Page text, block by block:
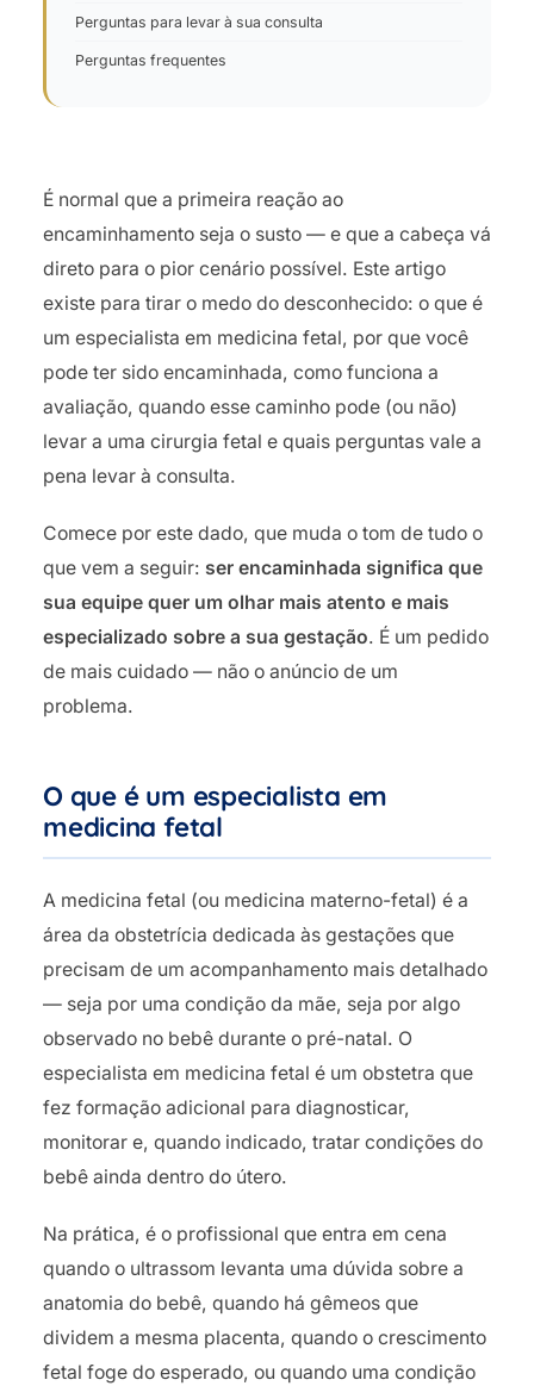
É normal que a primeira reação ao
encaminhamento seja o susto — e que a cabeça vá
direto para o pior cenário possível. Este artigo
existe para tirar o medo do desconhecido: o que é
um especialista em medicina fetal, por que você
pode ter sido encaminhada, como funciona a
avaliação, quando esse caminho pode (ou não)
levar a uma cirurgia fetal e quais perguntas vale a
pena levar à consulta.
Comece por este dado, que muda o tom de tudo o
que vem a seguir: ser encaminhada significa que
sua equipe quer um olhar mais atento e mais
especializado sobre a sua gestação. É um pedido
de mais cuidado — não o anúncio de um
problema.
O que é um especialista em
medicina fetal
A medicina fetal (ou medicina materno-fetal) é a
área da obstetrícia dedicada às gestações que
precisam de um acompanhamento mais detalhado
— seja por uma condição da mãe, seja por algo
observado no bebê durante o pré-natal. O
especialista em medicina fetal é um obstetra que
fez formação adicional para diagnosticar,
monitorar e, quando indicado, tratar condições do
bebê ainda dentro do útero.
Na prática, é o profissional que entra em cena
quando o ultrassom levanta uma dúvida sobre a
anatomia do bebê, quando há gêmeos que
dividem a mesma placenta, quando o crescimento
fetal foge do esperado, ou quando uma condição
Perguntas para levar à sua consulta
Perguntas frequentes